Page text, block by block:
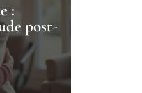
:
post-